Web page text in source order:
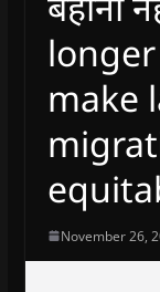
make
November 26,